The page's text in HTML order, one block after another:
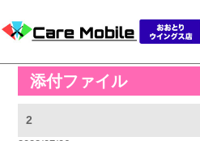
添付ファイル
2